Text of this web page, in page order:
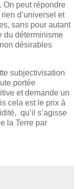
On peut répondre
d’universel et
sans pour autant
du déterminisme
désirables
subjectivisation
portée
et demande un
cela est le prix à
qu’il s’agisse
la Terre par